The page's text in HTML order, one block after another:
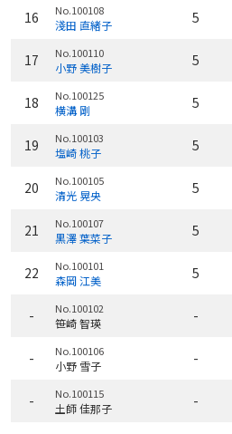
16 No.100108
淺田 直緒子 5
17 No.100110
小野 美樹子 5
18 No.100125
横溝 剛 5
19 No.100103
塩崎 桃子 5
20 No.100105
清光 晃央 5
21 No.100107
黒澤 葉菜子 5
22 No.100101
森岡 江美 5
- No.100102
笹崎 智瑛 -
- No.100106
小野 雪子 -
- No.100115
土師 佳那子 -